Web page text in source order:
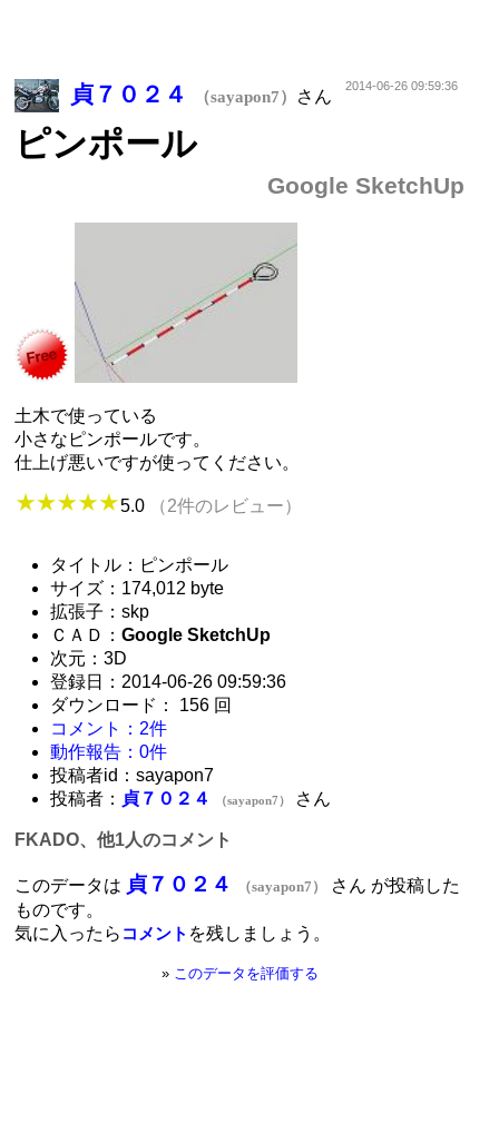
貞７０２４ （sayapon7） さん
2014-06-26 09:59:36
ピンポール
Google SketchUp
土木で使っている
小さなピンポールです。
仕上げ悪いですが使ってください。
5.0 （2件のレビュー）
タイトル：ピンポール
サイズ：174,012 byte
拡張子：skp
ＣＡＤ：Google SketchUp
次元：3D
登録日：2014-06-26 09:59:36
ダウンロード： 156 回
コメント：2件
動作報告：0件
投稿者id：sayapon7
投稿者： 貞７０２４ （sayapon7） さん
FKADO、他1人のコメント
このデータは 貞７０２４ （sayapon7）
さん が投稿した
ものです。
気に入ったら コメント を残しましょう。
» このデータを評価する